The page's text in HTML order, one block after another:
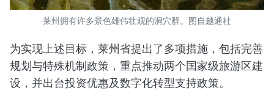
莱州拥有许多景色雄伟壮观的洞穴群。图自越通社
为实现上述目标，莱州省提出了多项措施，包括完善
规划与特殊机制政策，重点推动两个国家级旅游区建
设，并出台投资优惠及数字化转型支持政策。